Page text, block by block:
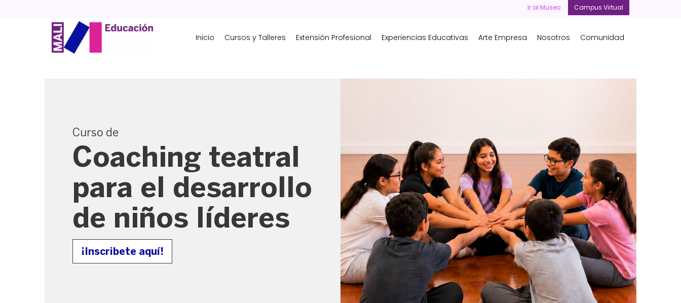
Ir al Museo Campus Virtual
Inicio Cursos y Talleres Extensión Profesional Experiencias Educativas Arte Empresa Nosotros Comunidad
Curso de
Coaching teatral
para el desarrollo
de niños líderes
¡Inscribete aquí!